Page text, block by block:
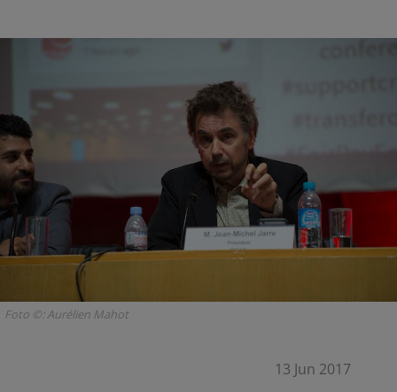
Foto ©: Aurélien Mahot
13 Jun 2017